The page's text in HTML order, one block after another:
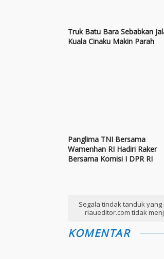
Truk Batu Bara Sebabkan
Kuala Cinaku Makin Parah
Panglima TNI Bersama
Wamenhan RI Hadiri Raker
Bersama Komisi I DPR RI
Segala tindak tanduk
riaueditor.com tidak
KOMENTAR